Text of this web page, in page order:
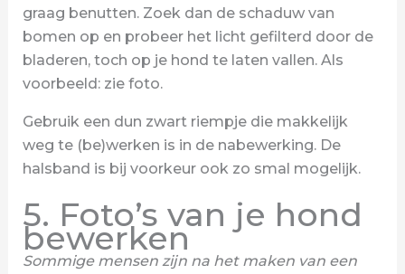
graag benutten. Zoek dan de schaduw van
bomen op en probeer het licht gefilterd door de
bladeren, toch op je hond te laten vallen. Als
voorbeeld: zie foto.
Gebruik een dun zwart riempje die makkelijk
weg te (be)werken is in de nabewerking. De
halsband is bij voorkeur ook zo smal mogelijk.
5. Foto’s van je hond
bewerken
Sommige mensen zijn na het maken van een